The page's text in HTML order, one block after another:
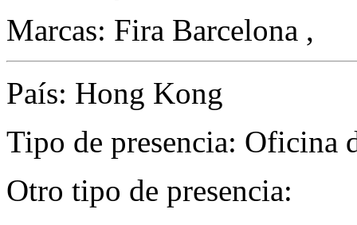
Marcas: Fira Barcelona ,
País: Hong Kong
Tipo de presencia: Oficina
Otro tipo de presencia: